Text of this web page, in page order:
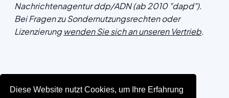
Diese Website nutzt Cookies, um Ihre Erfahrung
Nachrichtenagentur ddp/ADN (ab 2010 "dapd").
Bei Fragen zu Sondernutzungsrechten oder
Lizenzierungwenden Sie sich an unseren Vertrieb.